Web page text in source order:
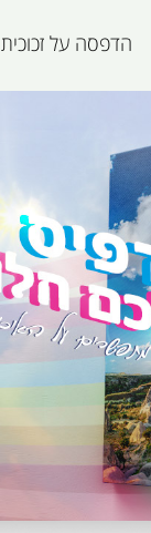
הדפסה על זכוכית